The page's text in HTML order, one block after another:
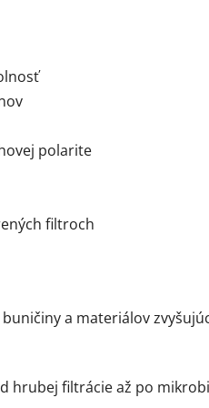
polarite
filtroch
buničiny a materiálov
hrubej filtrácie až po